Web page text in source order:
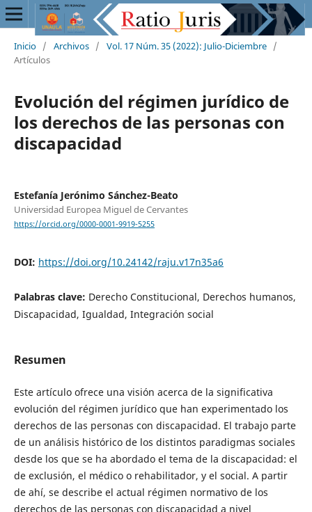
Inicio / Archivos / Vol. 17 Núm. 35 (2022): Julio-Diciembre /
Artículos
Evolución del régimen jurídico de
los derechos de las personas con
discapacidad
Estefanía Jerónimo Sánchez-Beato
Universidad Europea Miguel de Cervantes
https://orcid.org/0000-0001-9919-5255
DOI: https://doi.org/10.24142/raju.v17n35a6
Palabras clave: Derecho Constitucional, Derechos humanos,
Discapacidad, Igualdad, Integración social
Resumen
Este artículo ofrece una visión acerca de la significativa
evolución del régimen jurídico que han experimentado los
derechos de las personas con discapacidad. El trabajo parte
de un análisis histórico de los distintos paradigmas sociales
desde los que se ha abordado el tema de la discapacidad: el
de exclusión, el médico o rehabilitador, y el social. A partir
de ahí, se describe el actual régimen normativo de los
derechos de las personas con discapacidad a nivel